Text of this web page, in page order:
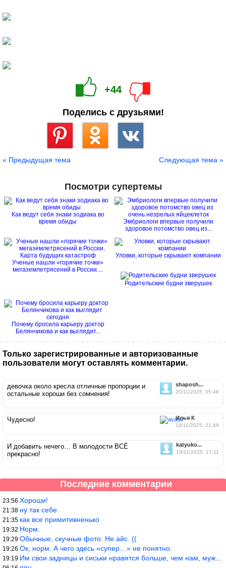
+44
Поделись с друзьями!
« Предыдущая тема Следующая тема »
Посмотри супертемы
Как ведут себя знаки зодиака во
время обиды
Эмбриологи впервые получили
здоровое потомство овец из...
Ученые нашли «горячие точки»
мегаземлетрясений в России....
Уловки, которые скрывают компании
Родительские будни зверушек
Почему бросила карьеру доктор
Белянчикова и как выглядит...
Только зарегистрированные и авторизованные
пользователи могут оставлять комментарии.
shaposh...
20/11/2025, 05:46
девочка около кресла отличные пропорции и
остальные хороши без сомнения!
Илья К
19/11/2025, 21:49
Чудесно!
katyuko...
19/11/2025, 17:11
И добавить нечего… В молодости ВСЁ
прекрасно!
Последние комментарии
23:56 Хороши!
21:38 ну так себе
21:35 как все примитивненько
19:32 Норм.
19:29 Обычные, скучные фото. Не айс. ((
19:26 Ок, норм. А чего здесь «супер…» не понятно.
19:19 Им свои задницы и сиськи нравятся больше, чем нам, мужикам?